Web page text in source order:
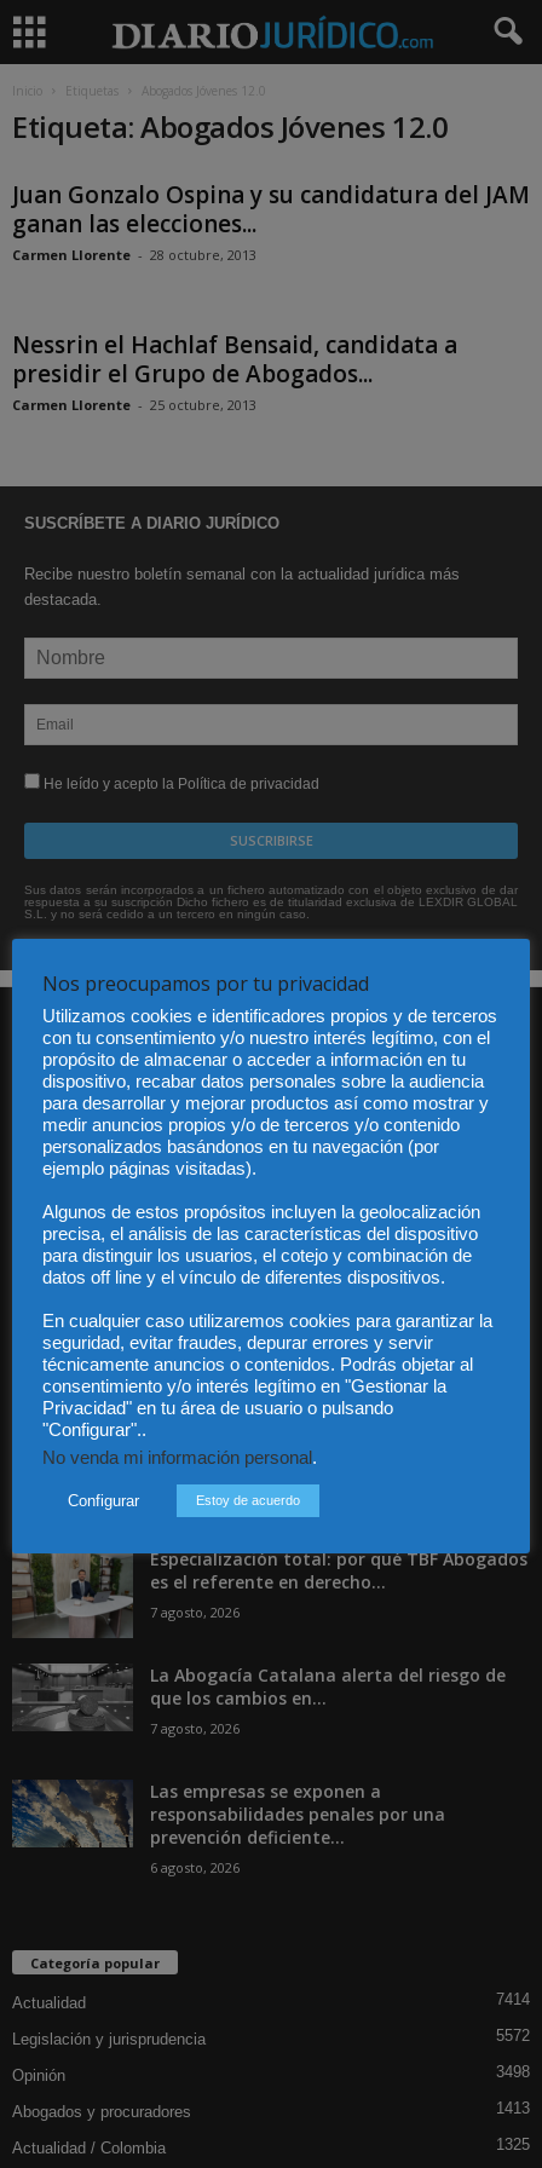
Inicio Etiquetas Abogados Jóvenes 12.0
Etiqueta: Abogados Jóvenes 12.0
Juan Gonzalo Ospina y su candidatura del JAM
ganan las elecciones...
Carmen Llorente - 28 octubre, 2013
Nessrin el Hachlaf Bensaid, candidata a
presidir el Grupo de Abogados...
Carmen Llorente - 25 octubre, 2013
SUSCRÍBETE A DIARIO JURÍDICO
Recibe nuestro boletín semanal con la actualidad jurídica más
destacada.
He leído y acepto la Política de privacidad
Sus datos serán incorporados a un fichero automatizado con el objeto exclusivo de dar
respuesta a su suscripción Dicho fichero es de titularidad exclusiva de LEXDIR GLOBAL
S.L. y no será cedido a un tercero en ningún caso.
Audiencia y Publicidad
Quiénes somos
Privacidad
Contacto
Guía Colaboradores
Contáctanos:info@diariojuridico.com
Incluso más noticias
Especialización total: por qué TBF Abogados
es el referente en derecho...
7 agosto, 2026
La Abogacía Catalana alerta del riesgo de
que los cambios en...
7 agosto, 2026
Las empresas se exponen a
responsabilidades penales por una
prevención deficiente...
6 agosto, 2026
Categoría popular
Actualidad 7414
Legislación y jurisprudencia 5572
Opinión 3498
Abogados y procuradores 1413
Actualidad / Colombia 1325
Nos preocupamos por tu privacidad
Utilizamos cookies e identificadores propios y de terceros
con tu consentimiento y/o nuestro interés legítimo, con el
propósito de almacenar o acceder a información en tu
dispositivo, recabar datos personales sobre la audiencia
para desarrollar y mejorar productos así como mostrar y
medir anuncios propios y/o de terceros y/o contenido
personalizados basándonos en tu navegación (por
ejemplo páginas visitadas).
Algunos de estos propósitos incluyen la geolocalización
precisa, el análisis de las características del dispositivo
para distinguir los usuarios, el cotejo y combinación de
datos off line y el vínculo de diferentes dispositivos.
En cualquier caso utilizaremos cookies para garantizar la
seguridad, evitar fraudes, depurar errores y servir
técnicamente anuncios o contenidos. Podrás objetar al
consentimiento y/o interés legítimo en "Gestionar la
Privacidad" en tu área de usuario o pulsando
"Configurar"..
No venda mi información personal.
Configurar Estoy de acuerdo